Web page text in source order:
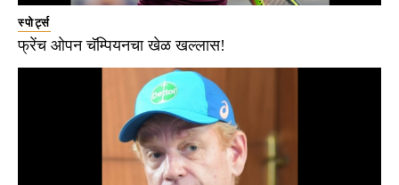
स्पोर्ट्स
फ्रेंच ओपन चॅम्पियनचा खेळ खल्लास!